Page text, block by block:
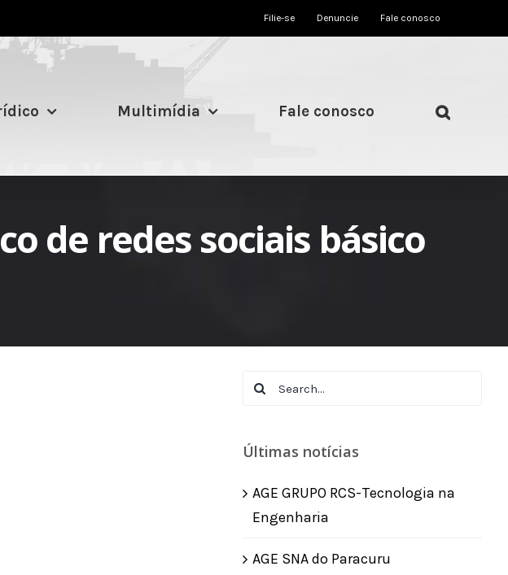
Filie-se Denuncie Fale conosco
Multimídia Fale conosco
de redes sociais básico
Search
Últimas notícias
AGE GRUPO RCS-Tecnologia na
Engenharia
AGE SNA do Paracuru